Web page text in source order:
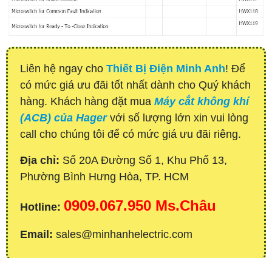
Liên hệ ngay cho Thiết Bị Điện Minh Anh! Để
có mức giá ưu đãi tốt nhất dành cho Quý khách
hàng. Khách hàng đặt mua Máy cắt không khí
(ACB) của Hagervới số lượng lớn xin vui lòng
call cho chúng tôi để có mức giá ưu đãi riêng.
Địa chỉ: Số 20A Đường Số 1, Khu Phố 13,
Phường Bình Hưng Hòa, TP. HCM
Hotline: 0909.067.950 Ms.Châu
Email: sales@minhanhelectric.com